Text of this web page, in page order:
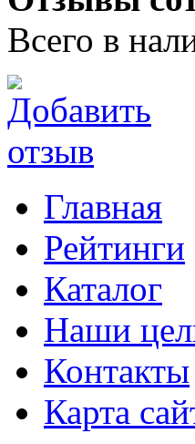
Всего в
Главная
Рейтинги
Каталог
Наши
Контакты
Карта